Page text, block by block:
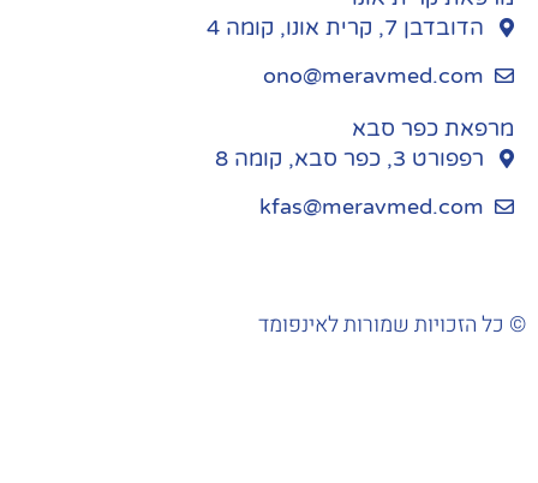
הדובדבן 7, קרית אונו, קומה 4
ono@meravmed.com
מרפאת כפר סבא
רפפורט 3, כפר סבא, קומה 8
kfas@meravmed.com
הזכויות שמורות לאינפומד